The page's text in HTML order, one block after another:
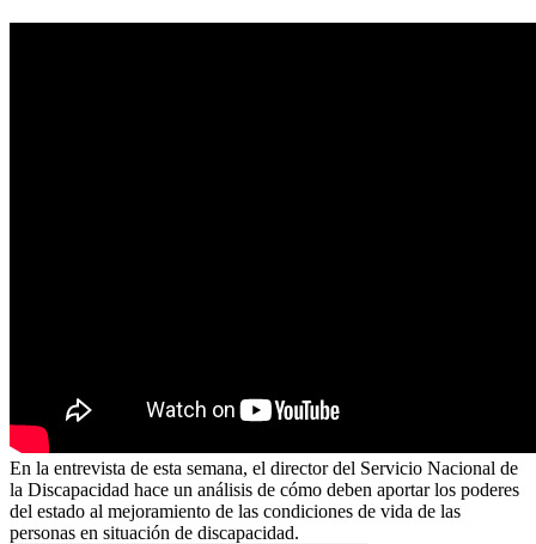
En la entrevista de esta semana, el director del Servicio Nacional de
la Discapacidad hace un análisis de cómo deben aportar los poderes
del estado al mejoramiento de las condiciones de vida de las
personas en situación de discapacidad.